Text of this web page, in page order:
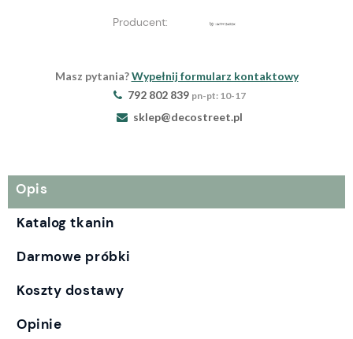
Producent:
Masz pytania?Wypełnij formularz kontaktowy
792 802 839 pn-pt: 10-17
sklep@decostreet.pl
Opis
Katalog tkanin
Darmowe próbki
Koszty dostawy
Opinie